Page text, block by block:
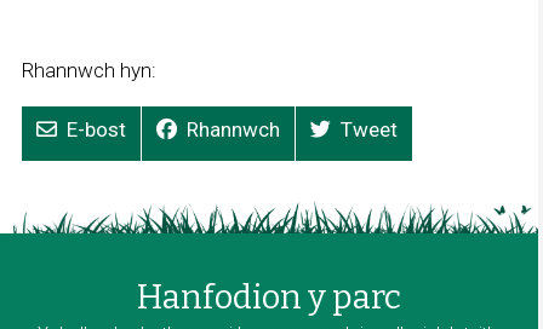
Rhannwch hyn:
E-bost Rhannwch Tweet
Hanfodion y parc